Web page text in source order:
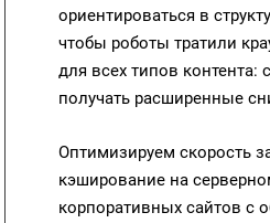
ориентироваться в
чтобы роботы тратили
для всех типов
получать расширенные
Оптимизируем скорость
кэширование на
корпоративных сайтов с